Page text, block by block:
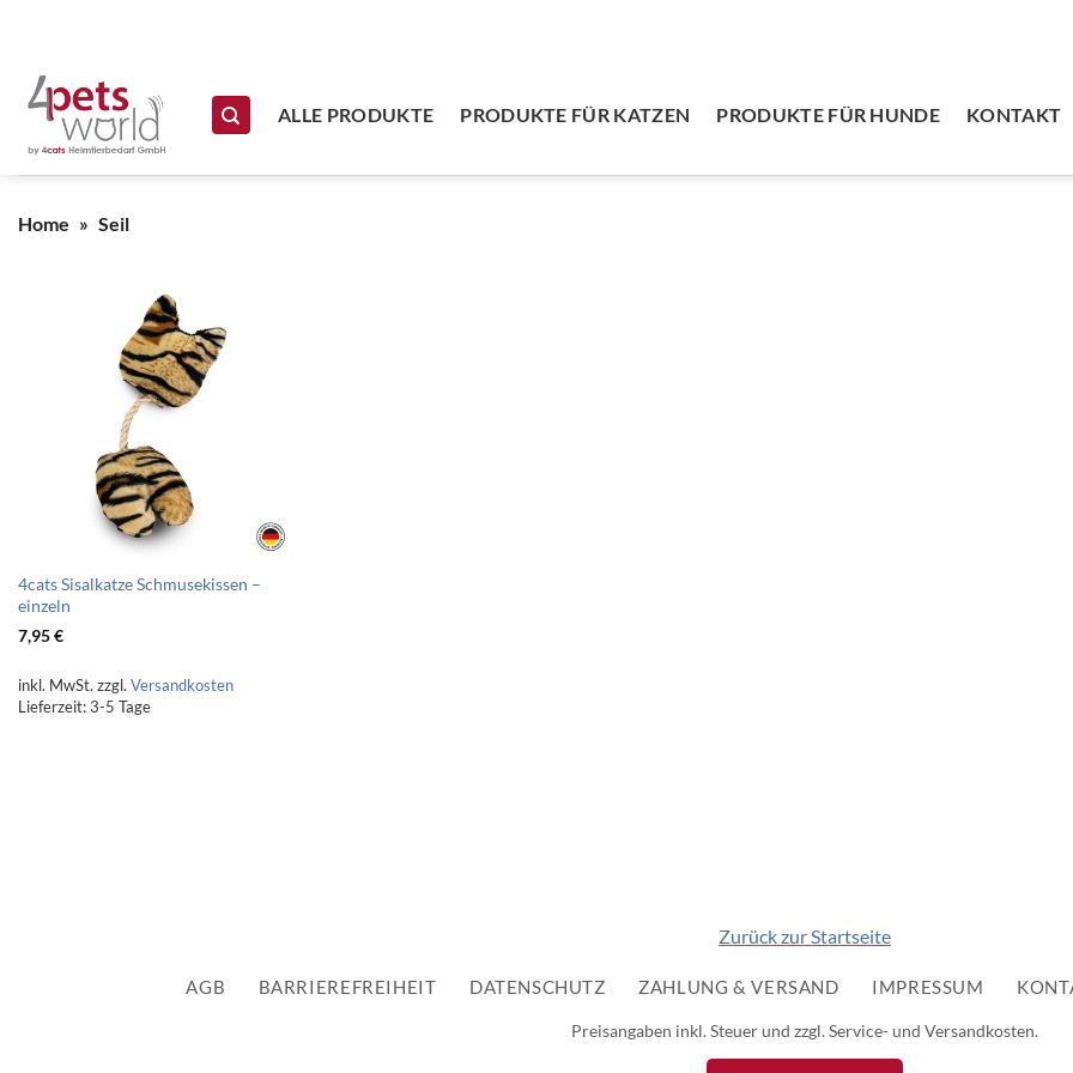
Zum Inhalt springen
ALLE PRODUKTE
PRODUKTE FÜR KATZEN PRODUKTE FÜR HUNDE KONTAKT
Home » Seil
4cats Sisalkatze Schmusekissen –
einzeln
7,95€
inkl. MwSt. zzgl. Versandkosten
Lieferzeit:3-5 Tage
Zurück zur Startseite
AGB BARRIEREFREIHEIT DATENSCHUTZ ZAHLUNG & VERSAND IMPRESSUM
Preisangaben inkl. Steuer und zzgl. Service- und Versandkosten.